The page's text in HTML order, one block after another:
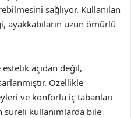
sağlıyor. Kullanılan
ayakkabıların uzun ömürlü
estetik açıdan değil,
Özellikle
ve konforlu iç tabanları
süreli kullanımlarda bile